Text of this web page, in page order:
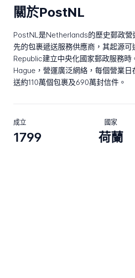
關於PostNL
PostNL是Netherlands的歷史郵政營
先的包裹遞送服務供應商，其起源
Republic建立中央化國家郵政服務時
Hague，營運廣泛網絡，每個營業
送約110萬個包裹及690萬封信件。
成立
1799
國家
荷蘭